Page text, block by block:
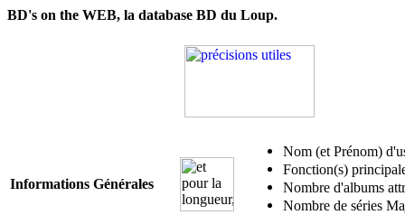
BD's on the WEB, la database BD du Loup.
Informations Générales
Nom (et Prénom)
Fonction(s)
Nombre d'albums
Nombre de séries